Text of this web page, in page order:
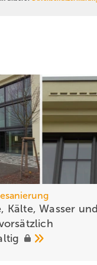
Kälte, Wasser und